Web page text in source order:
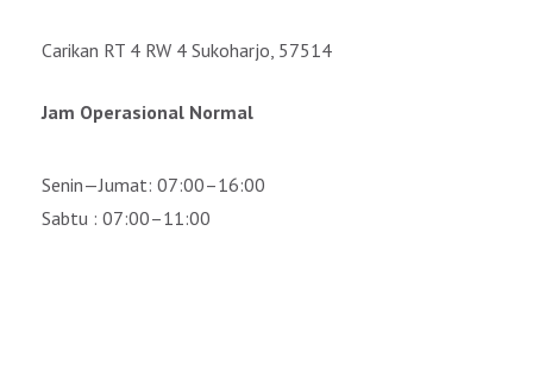
Carikan RT 4 RW 4 Sukoharjo, 57514
Jam Operasional Normal
Senin—Jumat: 07:00–16:00
Sabtu : 07:00–11:00